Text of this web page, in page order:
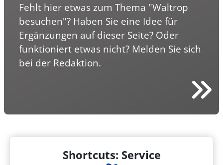
Fehlt hier etwas zum Thema "Waltrop
besuchen"? Haben Sie eine Idee für
Ergänzungen auf dieser Seite? Oder
funktioniert etwas nicht? Melden Sie sich
bei der Redaktion.
Shortcuts: Service